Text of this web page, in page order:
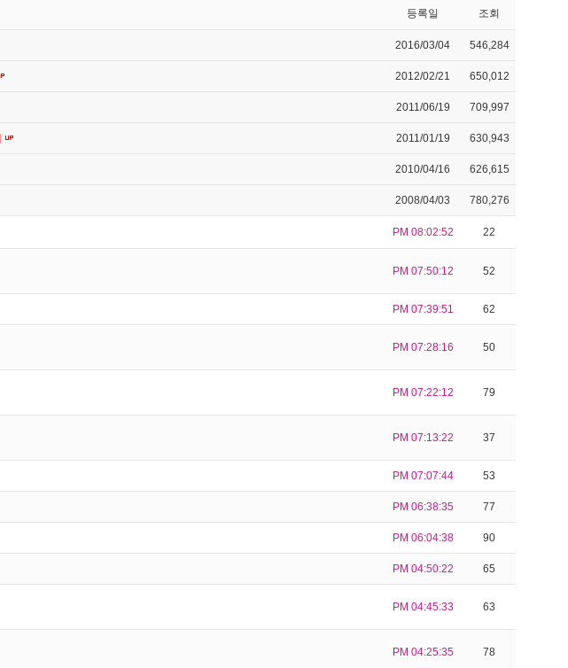
등록일 조회
2016/03/04 546,284
2012/02/21 650,012
2011/06/19 709,997
2011/01/19 630,943
2010/04/16 626,615
2008/04/03 780,276
PM 08:02:52 22
PM 07:50:12 52
PM 07:39:51 62
PM 07:28:16 50
PM 07:22:12 79
PM 07:13:22 37
PM 07:07:44 53
PM 06:38:35 77
PM 06:04:38 90
PM 04:50:22 65
PM 04:45:33 63
PM 04:25:35 78